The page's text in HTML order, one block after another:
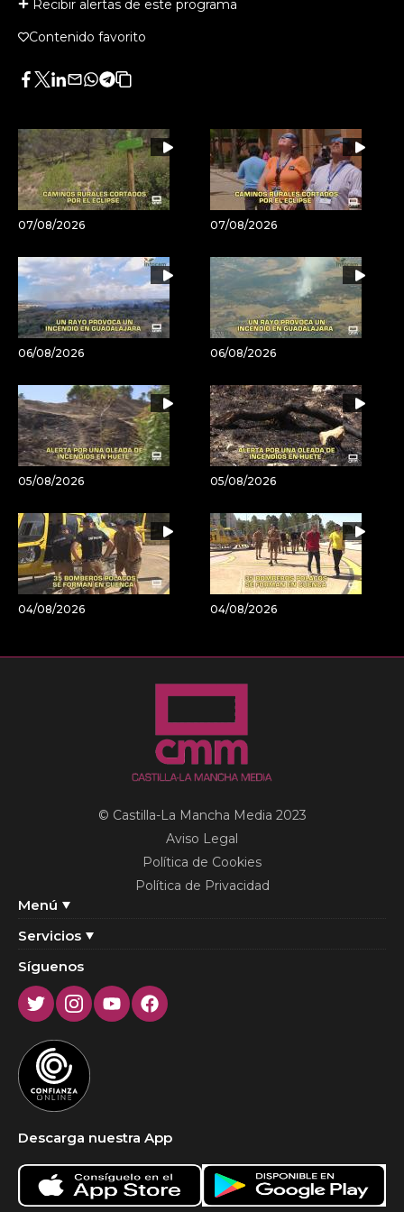
Recibir alertas de este programa
Contenido favorito
Facebook
Twitter
LinkedIn
Enviar
Whatsapp
Telegram
Copiar
artículo
07/08/2026 07/08/2026
06/08/2026 06/08/2026
05/08/2026 05/08/2026
04/08/2026 04/08/2026
Menú
Servicios
© Castilla-La Mancha Media 2023
Aviso Legal
Política de Cookies
Política de Privacidad
Síguenos
TwitterInstagram
YoutubeFacebook
Descarga nuestra App